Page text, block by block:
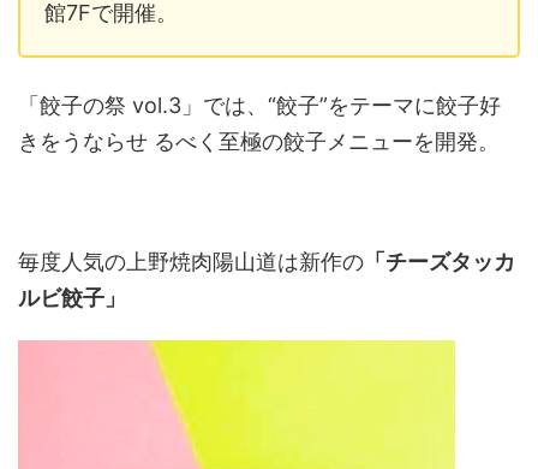
館7Fで開催。
「餃子の祭 vol.3」では、“餃子”をテーマに餃子好
きをうならせ るべく至極の餃子メニューを開発。
毎度人気の上野焼肉陽山道は新作の 「チーズタッカ
ルビ餃子」